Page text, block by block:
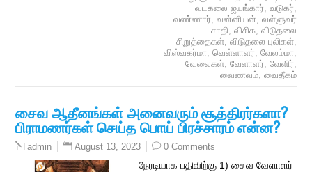
வடகலை ஐயங்கார், வடுகர்,
வண்ணார், வன்னியன், வள்ளுவர்
சாதி, விசிக, விடுதலை
சிறுத்தைகள், விடுதலை புலிகள்,
விஸ்வகர்மா, வெள்ளாளர், வேலம்மா,
வேலைகள், வேளாளர், வேளிர்,
வைணவம், வைதீகம்
சைவ ஆதீனங்கள் அனைவரும் சூத்திரர்களா?
பிராமணர்கள் செய்த பொய் பிரச்சாரம் என்ன?
admin August 13, 2023 0 Comments
நேரடியாக பதிவிற்கு 1) சைவ வேளாளர்